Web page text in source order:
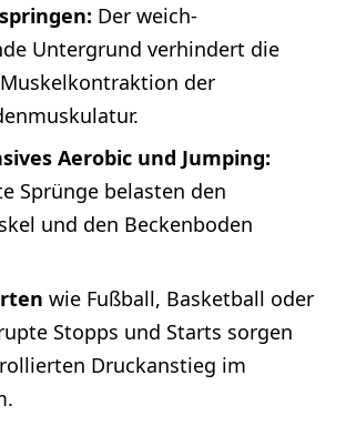
Der weich-
Untergrund verhindert die
der
Aerobic und Jumping:
Sprünge belasten den
und den Beckenboden
wie Fußball, Basketball oder
Stopps und Starts sorgen
Druckanstieg im